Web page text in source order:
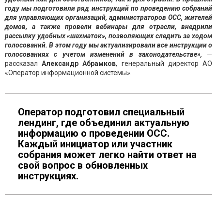
году мы подготовили ряд инструкций по проведению собраний
для управляющих организаций, администраторов ОСС, жителей
домов, а также провели вебинары для отрасли, внедрили
рассылку удобных «шахматок», позволяющих следить за ходом
голосований. В этом году мы актуализировали все инструкции о
голосованиях с учетом изменений в законодательстве», —
рассказал Александр Абрамков, генеральный директор АО
«Оператор информационной системы».
Оператор подготовил специальный
лендинг, где объединил актуальную
информацию о проведении ОСС.
Каждый инициатор или участник
собрания может легко найти ответ на
свой вопрос в обновленных
инструкциях.